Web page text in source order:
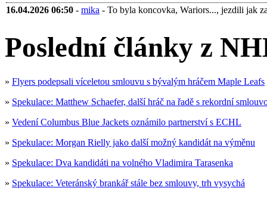
16.04.2026 06:50 - mika - To byla koncovka, Wariors..., jezdili jak
Poslední články z
» Flyers podepsali víceletou smlouvu s bývalým hráčem Maple Leafs
» Spekulace: Matthew Schaefer, další hráč na řadě s rekordní
» Vedení Columbus Blue Jackets oznámilo partnerství s ECHL
» Spekulace: Morgan Rielly jako další možný kandidát na výměnu
» Spekulace: Dva kandidáti na volného Vladimira Tarasenka
» Spekulace: Veteránský brankář stále bez smlouvy, trh vysychá